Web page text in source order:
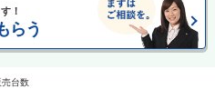
！
らう
台数